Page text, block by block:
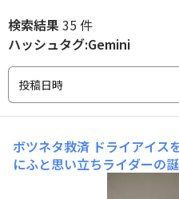
検索結果35 件
ハッシュタグ:Gemini
投稿日時
ボツネタ救済 ドライアイス
にふと思い立ちライダーの